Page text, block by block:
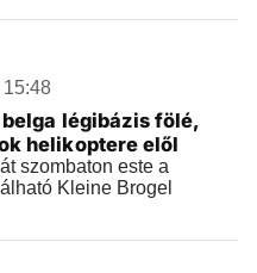
15:48
légibázis fölé,
helikoptere elől
szombaton este a
Kleine Brogel